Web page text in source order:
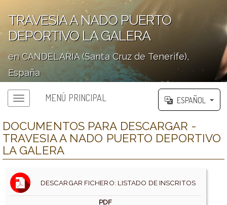
TRAVESIA A NADO PUERTO
DEPORTIVO LA GALERA
en CANDELARIA (Santa Cruz de Tenerife),
España
MENÚ PRINCIPAL ESPAÑOL
DOCUMENTOS PARA DESCARGAR -
TRAVESIA A NADO PUERTO DEPORTIVO
LA GALERA
DESCARGAR FICHERO: LISTADO DE INSCRITOS
PDF